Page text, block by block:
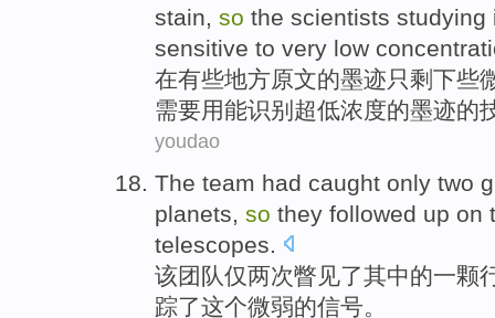
stain, so the scientists studying
sensitive to very low
在有些地方原文的墨迹只剩下些
需要用能识别 超低浓度的墨迹的
youdao
The team had caught only two
planets so they followed up on
telescopes
该团队仅两次瞥见了其中的一颗
踪了这个微弱的信号。